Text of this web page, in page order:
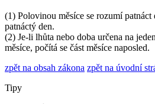
(1) Polovinou měsíce se rozumí patnáct
patnáctý den.
(2) Je-li lhůta nebo doba určena na
měsíce, počítá se část měsíce naposled.
zpět na obsah zákona zpět na úvodní
Tipy